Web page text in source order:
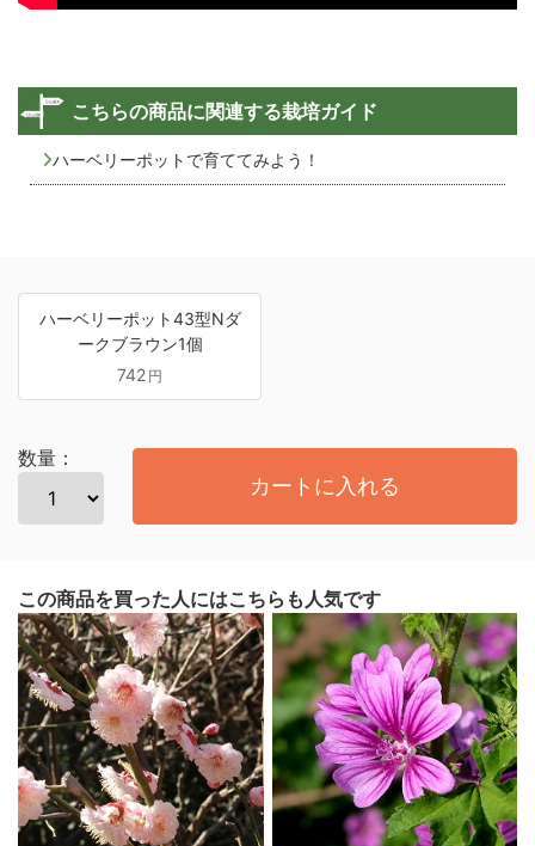
こちらの商品に関連する栽培ガイド
ハーベリーポットで育ててみよう！
ハーベリーポット43型Nダ
ークブラウン1個
742 円
数量：
カートに入れる
この商品を買った人にはこちらも人気です